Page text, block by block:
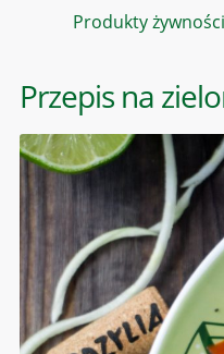
Produkty
Przepis na